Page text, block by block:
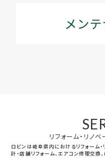
リフォーム・リノ
ロビンは岐阜県内におけるリフォーム・
計・店舗リフォーム、エアコン修理交換